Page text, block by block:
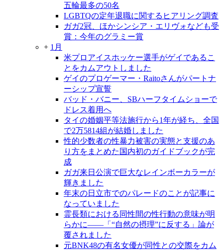
五輪最多の50名
LGBTQの定年退職に関するヒアリング調査
ガガ2冠、ほかシンシア・エリヴォなども受
賞：今年のグラミー賞
+ 1月
米プロアイスホッケー選手がゲイであるこ
とをカムアウトしました
ゲイのプロゲーマー・Raitoさんがパートナ
ーシップ宣誓
バッド・バニー、SBハーフタイムショーで
ドレス着用へ
タイの婚姻平等法施行から1年が経ち、全国
で2万5814組が結婚しました
性的少数者の性暴力被害の実態と支援のあ
り方をまとめた国内初のガイドブックが完
成
ガガ来日公演で巨大なレインボーカラーが
輝きました
年末の日立市でのパレードのことが記事に
なっていました
霊長類における同性間の性行動の意味が明
らかに――「“自然の摂理”に反する」論が
覆されました
元BNK48の有名女優が同性との交際をカム